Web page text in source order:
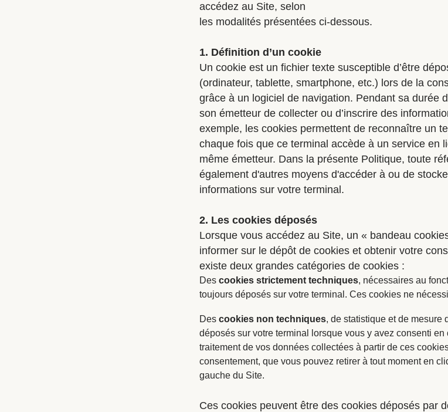
accédez au Site, selon
les modalités présentées ci-dessous.
1. Définition d’un cookie
Un cookie est un fichier texte susceptible d’être
(ordinateur, tablette, smartphone, etc.) lors de la
grâce à un logiciel de navigation. Pendant sa durée
son émetteur de collecter ou d’inscrire des
exemple, les cookies permettent de reconnaître un
chaque fois que ce terminal accède à un service en
même émetteur. Dans la présente Politique, toute
également d'autres moyens d'accéder à ou de
informations sur votre terminal.
2. Les cookies déposés
Lorsque vous accédez au Site, un « bandeau
informer sur le dépôt de cookies et obtenir votre
existe deux grandes catégories de cookies :
Des cookies strictement techniques, nécessaires au
toujours déposés sur votre terminal. Ces cookies ne
Des cookies non techniques, de statistique et de mesure
déposés sur votre terminal lorsque vous y avez consenti
traitement de vos données collectées à partir de ces
consentement, que vous pouvez retirer à tout moment en
gauche du Site.
Ces cookies peuvent être des cookies déposés par